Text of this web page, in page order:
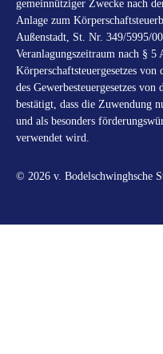
gemeinnütziger Zwecke nach
Anlage zum
Außenstadt, St. Nr. 349/5995/
Veranlagungszeitraum nach § 5
Körperschaftsteuergesetzes
des Gewerbesteuergesetzes
bestätigt, dass die Zuwendung
und als besonders
verwendet wird.
© 2026 v. Bodelschwinghsche